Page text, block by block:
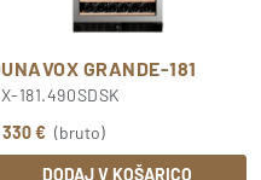
GRANDE-181
181.490SDSK
330 € (bruto)
DODAJ V KOŠARICO